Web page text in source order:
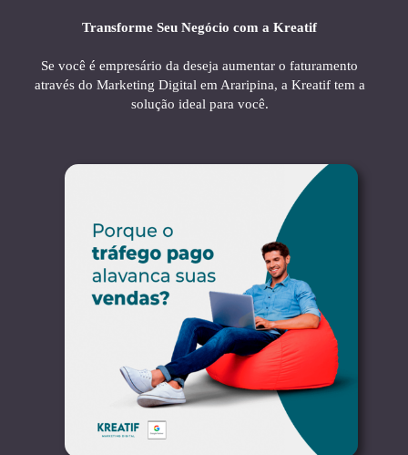
Transforme Seu Negócio com a Kreatif
Se você é empresário da deseja aumentar o faturamento
através do Marketing Digital em Araripina, a Kreatif tem a
solução ideal para você.